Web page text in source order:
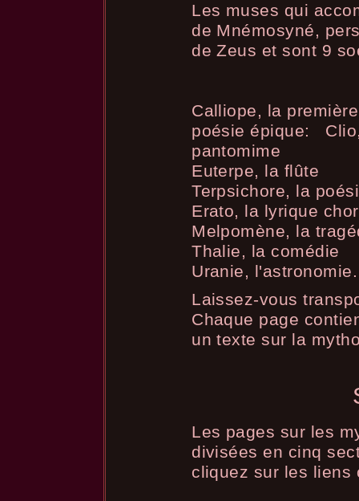
Les muses qui
de Mnémosyné,
de Zeus et sont 9
Calliope, la
poésie épique:
pantomime
Euterpe, la flûte
Terpsichore, la
Erato, la lyrique
Melpomène, la
Thalie, la comédie
Uranie, l'astronomie.
Laissez-vous
Chaque page
un texte sur la
Les pages sur les
divisées en cinq
cliquez sur les liens